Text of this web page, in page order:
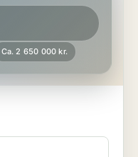
Ca. 2 650 000 kr.